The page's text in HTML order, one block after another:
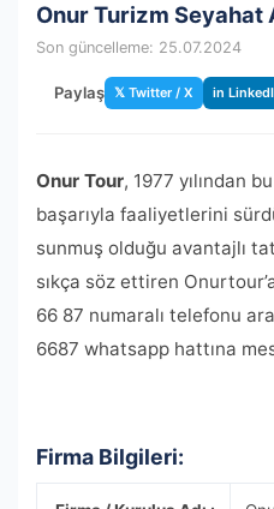
Onur Turizm Seyahat
Son güncelleme: 25.07.2024
Paylaş 𝕏 Twitter / X in
Onur Tour, 1977 yılından
başarıyla faaliyetlerini
sunmuş olduğu avantajlı
sıkça söz ettiren
66 87 numaralı telefonu
6687 whatsapp hattına
Firma Bilgileri: